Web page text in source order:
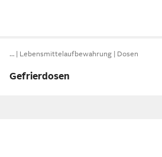
… Lebensmittelaufbewahrung Dosen
Gefrierdosen